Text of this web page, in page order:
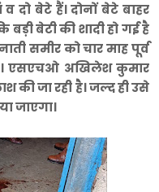
दो बेटे हैं। दोनों बेटे बाहर
बड़ी बेटी की शादी हो गई है
समीर को चार माह पूर्व
एसएचओ अखिलेश कुमार
की जा रही है। जल्द ही उसे
जाएगा।